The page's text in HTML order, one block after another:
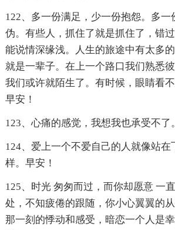
122、多一份满足，少一份抱怨。多一
伪。有些人，抓住了就是抓住了，错
能说情深缘浅。人生的旅途中有太多
就是一辈子。在上一个路口我们熟悉
我们或许就陌生了。有时候，眼睛看不
早安！
123、心痛的感觉，我想我也承受不了
124、爱上一个不爱自己的人就像站在
样。早安！
125、时光 匆匆而过，而你却愿意 一
处，不知疲倦的跟随，你小心翼翼的
那一刻的悸动和感受，暗恋一个人是